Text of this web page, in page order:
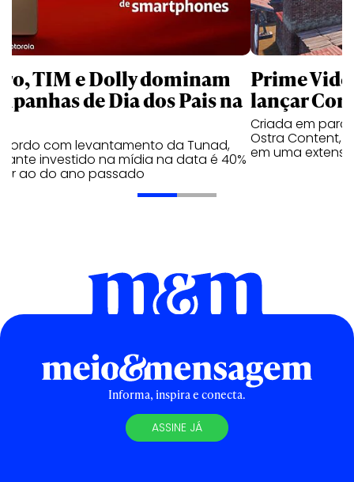
TIM e Dolly dominam
de Dia dos Pais na
com levantamento da Tunad,
investido na mídia na data é 40%
ao do ano passado
Prime
lançar
Criada em
Ostra Content,
em uma
Informa, inspira e conecta.
ASSINE JÁ